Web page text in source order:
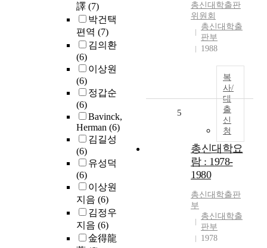
譯 (7)
박건택
편역 (7)
김의환
(6)
이상원
(6)
정갑순
(6)
Bavinck,
Herman (6)
김길성
(6)
유성덕
(6)
이상원
지음 (6)
김정우
지음 (6)
金得龍
총신대학출판
위원회
총신대학출
판부
1988
복
사/
대
출
신
청
5
총신대학요
람 : 1978-
1980
총신대학출판
부
총신대학출
판부
1978